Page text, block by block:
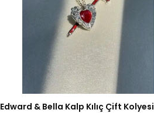
Edward & Bella Kalp Kılıç Çift Kolyesi